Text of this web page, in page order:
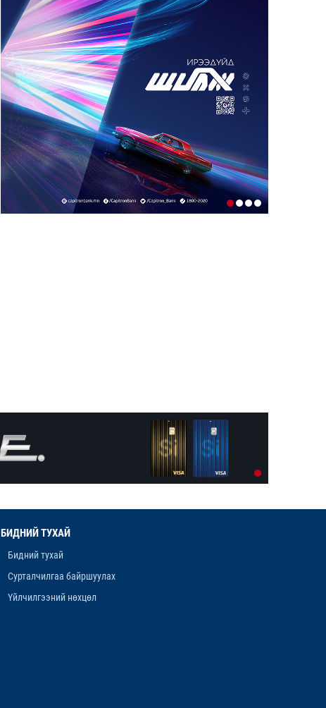
1-р сар. 19, 2026, 10:54 a.m.
ТЭТГЭВРИЙН ЗЭЭЛИЙН ХҮҮГ
БУУРУУЛАХ, УРТАСГАХ ЧИГЛЭЛЭЭР
АЖИЛЛАНА
1-р сар. 19, 2026, 10:52 a.m.
ИРГЭДИЙН НЭРИЙН ДАНСНЫ
ХУРИМТЛАЛЫГ НЭГ САЯД ХҮРГЭНЭ
1-р сар. 19, 2026, 10:48 a.m.
ЭНЭ ЖИЛ БҮХ НИЙТЭЭРЭЭ 15 ХОНОГ
АМРАХ НЬ
ОНЫ ХУДАЛДАН АВАХ АЖИЛЛАГААНЫ
ТӨЛӨВЛӨГӨӨ БАТЛАГДЛАА
12-р сар. 16, 2025, 9:47 a.m.
ЛАНЖГАР ҮЙЛДВЭР МААНЬ
ЭРДЭНЭТЧҮҮДЭЭС ӨГӨӨЖ ХИШГЭЭ
12-р сар. 4, 2025, 6:26 p.m.
“ЯНЗАГА” ЗУСЛАНГ 25 ТЭРБУМ
БИДНИЙ ТУХАЙ
Бидний тухай
Сурталчилгаа байршуулах
Үйлчилгээний нөхцөл